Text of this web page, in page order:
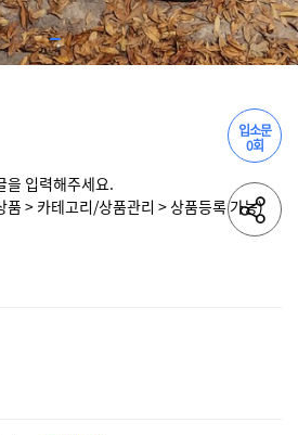
입소문
0회
을 입력해주세요.
품 > 카테고리/상품관리 > 상품등록 가능)